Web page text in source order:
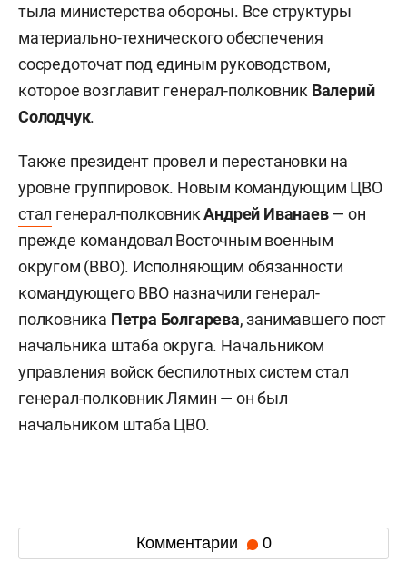
тыла министерства обороны. Все структуры
материально-технического обеспечения
сосредоточат под единым руководством,
которое возглавит генерал-полковник Валерий
Солодчук.
Также президент провел и перестановки на
уровне группировок. Новым командующим ЦВО
стал генерал-полковникАндрей Иванаев— он
прежде командовал Восточным военным
округом (ВВО). Исполняющим обязанности
командующего ВВО назначили генерал-
полковника Петра Болгарева, занимавшего пост
начальника штаба округа. Начальником
управления войск беспилотных систем стал
генерал-полковник Лямин — он был
начальником штаба ЦВО.
Комментарии 0